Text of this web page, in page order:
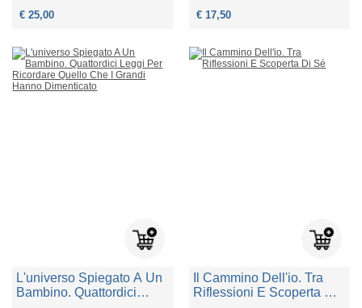
€ 25,00 € 17,50
L'universo Spiegato A Un
Bambino. Quattordici
Il Cammino Dell'io. Tra
Riflessioni E Scoperta Di